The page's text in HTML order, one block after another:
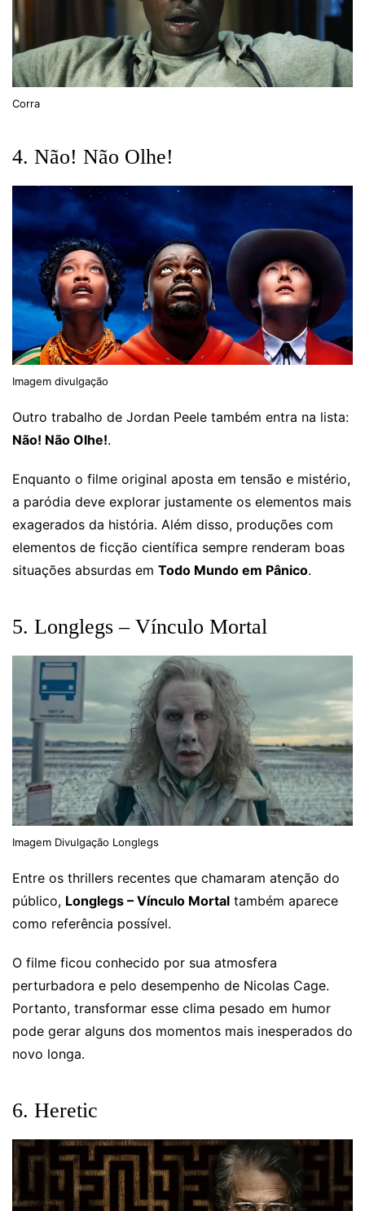
Corra
4. Não! Não Olhe!
Imagem divulgação
Outro trabalho de Jordan Peele também entra na lista:
Não! Não Olhe!.
Enquanto o filme original aposta em tensão e mistério,
a paródia deve explorar justamente os elementos mais
exagerados da história. Além disso, produções com
elementos de ficção científica sempre renderam boas
situações absurdas em Todo Mundo em Pânico.
5. Longlegs – Vínculo Mortal
Imagem Divulgação Longlegs
Entre os thrillers recentes que chamaram atenção do
público, Longlegs – Vínculo Mortal também aparece
como referência possível.
O filme ficou conhecido por sua atmosfera
perturbadora e pelo desempenho de Nicolas Cage.
Portanto, transformar esse clima pesado em humor
pode gerar alguns dos momentos mais inesperados do
novo longa.
6. Heretic